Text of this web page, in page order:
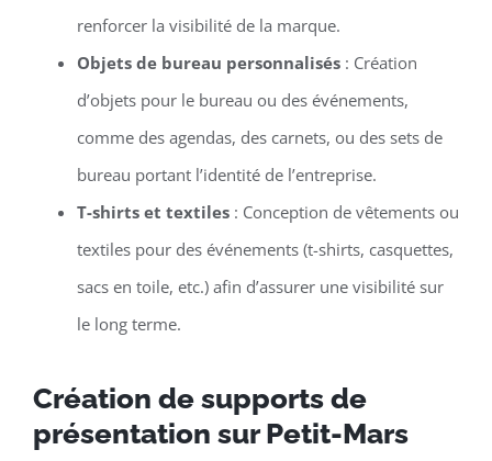
renforcer la visibilité de la marque.
Objets de bureau personnalisés: Création
d’objets pour le bureau ou des événements,
comme des agendas, des carnets, ou des sets de
bureau portant l’identité de l’entreprise.
T-shirts et textiles: Conception de vêtements ou
textiles pour des événements (t-shirts, casquettes,
sacs en toile, etc.) afin d’assurer une visibilité sur
le long terme.
Création de supports de
présentation sur Petit-Mars